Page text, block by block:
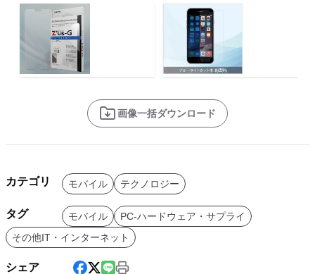
画像一括ダウンロード
カテゴリ モバイル テクノロジー
タグ モバイル
PC-ハードウェア・サプライ
その他IT・インターネット
シェア